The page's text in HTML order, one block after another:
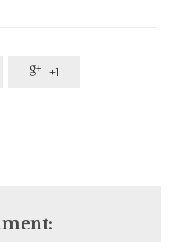
 +1